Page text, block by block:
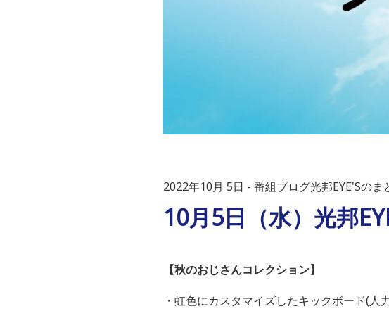
2022年10月 5日 番組ブログ光邦EYE'Sのま
10月5日（水）光邦
【秋のおじさんコレクション】
・虹色にカスタマイズしたキックボード(人